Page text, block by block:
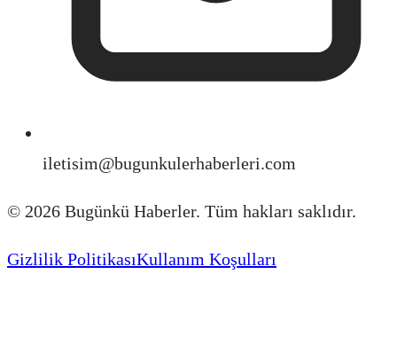
iletisim@bugunkulerhaberleri.com
© 2026 Bugünkü Haberler. Tüm hakları saklıdır.
Gizlilik PolitikasıKullanım Koşulları